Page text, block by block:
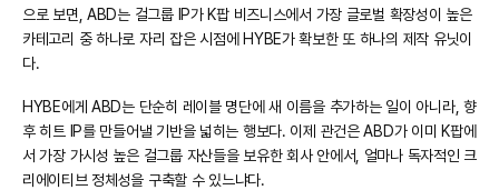
으로 보면, ABD는 걸그룹 IP가 K팝 비즈니스에서 가장 글로벌 확장성이 높은
카테고리 중 하나로 자리 잡은 시점에 HYBE가 확보한 또 하나의 제작 유닛이
다.
HYBE에게 ABD는 단순히 레이블 명단에 새 이름을 추가하는 일이 아니라, 향
후 히트 IP를 만들어낼 기반을 넓히는 행보다. 이제 관건은 ABD가 이미 K팝에
서 가장 가시성 높은 걸그룹 자산들을 보유한 회사 안에서, 얼마나 독자적인 크
리에이티브 정체성을 구축할 수 있느냐다.